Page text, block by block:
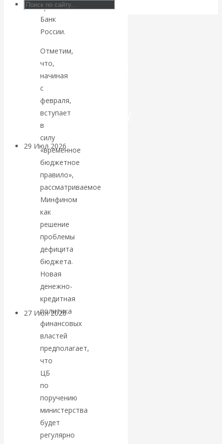
Искусственный
интеллект —
революционный
переход к
посткапитализму
29 Июл 2026
финансовая олигархия
Валентин
Катасонов.
«Мировые
ростовщики»:
вчера и сегодня
27 Июл 2026Мировая
валютная система
Валентин
КАтасонов.
«МЕТОД
ОТМЫВАНИЯ
привлекать
Банк
России.
Отметим,
что,
начиная
с
февраля,
вступает
в
силу
«временное
бюджетное
правило»,
рассматриваемое
Минфином
как
решение
проблемы
дефицита
бюджета.
Новая
денежно-
кредитная
политика
финансовых
властей
предполагает,
что
ЦБ
по
поручению
министерства
будет
регулярно